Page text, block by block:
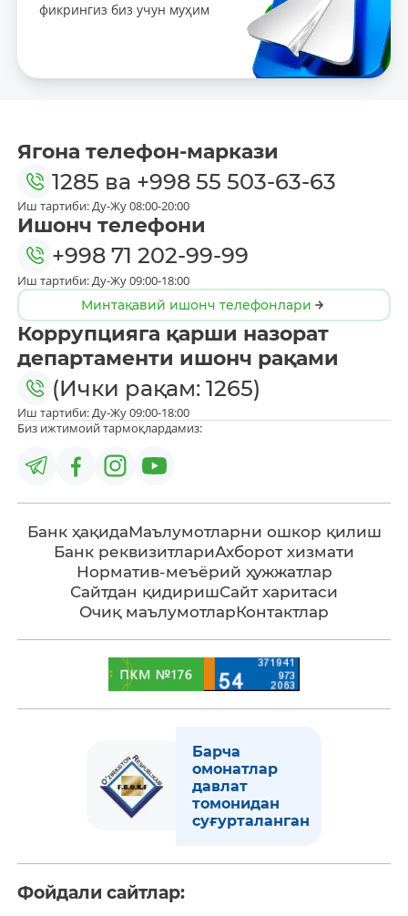
фикрингиз биз учун муҳим
Ягона телефон-маркази
1285 ва +998 55 503-63-63
Иш тартиби: Ду-Жу 08:00-20:00
Ишонч телефони
+998 71 202-99-99
Иш тартиби: Ду-Жу 09:00-18:00
Минтақавий ишонч телефонлари
Коррупцияга қарши назорат
департаменти ишонч рақами
(Ички рақам: 1265)
Иш тартиби: Ду-Жу 09:00-18:00
Биз ижтимоий тармоқлардамиз:
Банк ҳақидаМаълумотларни ошкор қилиш
Банк реквизитлариАхборот хизмати
Норматив-меъёрий ҳужжатлар
Сайтдан қидиришСайт харитаси
Очиқ маълумотларКонтактлар
Барча
омонатлар
давлат
томонидан
суғурталанган
Фойдали сайтлар: